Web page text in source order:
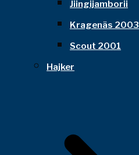
Jiingijamborii
Kragenäs 2003
Scout 2001
Hajker